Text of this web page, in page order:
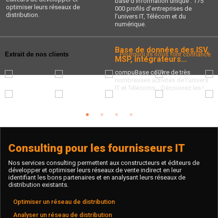
optimiser leurs réseaux de
distribution.
000 profils d’entreprises de
l’univers IT, Télécom et du
numérique.
Base de données des ISV,
MSP, intégrateurs...
compuBase couvre de très
nombreuses activités de l'univers
IT et Télécoms… Découvrez les !
Extrait de nos clients Pourquoi ils nous font confiance
1 2 3 4
Consulting pour les fournisseurs IT
Nos services consulting permettent aux constructeurs et éditeurs de
développer et optimiser leurs réseaux de vente indirect en leur
identifiant les bons partenaires et en analysant leurs réseaux de
distribution existants.
Optimiser un réseau de distribution
Analyser un réseau de distribution